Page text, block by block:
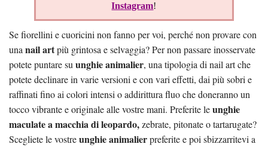
Instagram!
Se fiorellini e cuoricini non fanno per voi, perché non provare con
unanail artpiù grintosa e selvaggia? Per non passare inosservate
potete puntare suunghie animalier, una tipologia di nail art che
potete declinare in varie versioni e con vari effetti, dai più sobri e
raffinati fino ai colori intensi o addirittura fluo che doneranno un
tocco vibrante e originale alle vostre mani. Preferite leunghie
maculate a macchia di leopardo,zebrate, pitonate o tartarugate?
Scegliete le vostreunghie animalierpreferite e poi sbizzarritevi a